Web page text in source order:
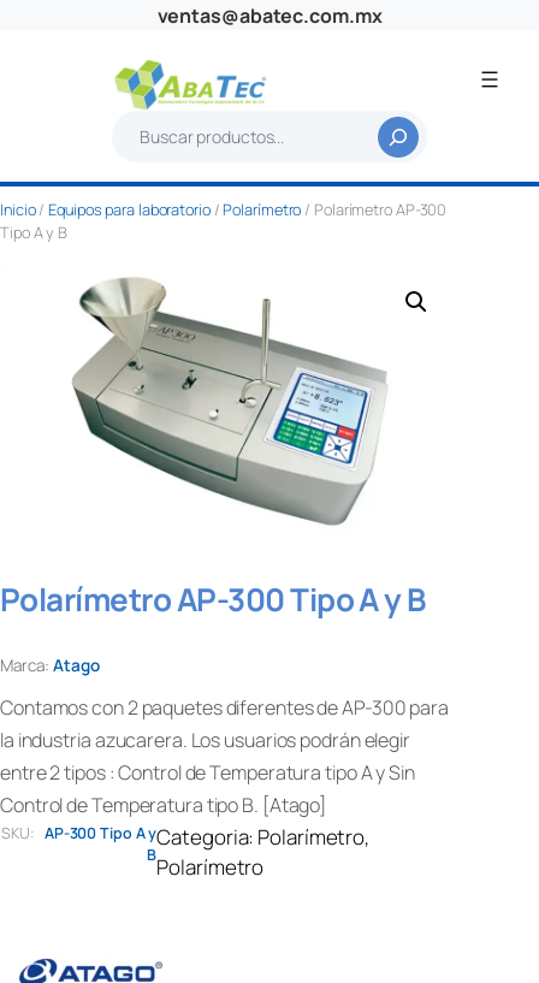
ventas@abatec.com.mx
s
c
r
Inicio/Equipos para laboratorio/Polarímetro / Polarímetro AP-300
Tipo A y B
Polarímetro AP-300 Tipo A y B
Marca: Atago
Contamos con 2 paquetes diferentes de AP-300 para
la industria azucarera. Los usuarios podrán elegir
entre 2 tipos : Control de Temperatura tipo A y Sin
Control de Temperatura tipo B. [Atago]
SKU: AP-300 Tipo A y
B
Categoria: Polarímetro
Polarímetro